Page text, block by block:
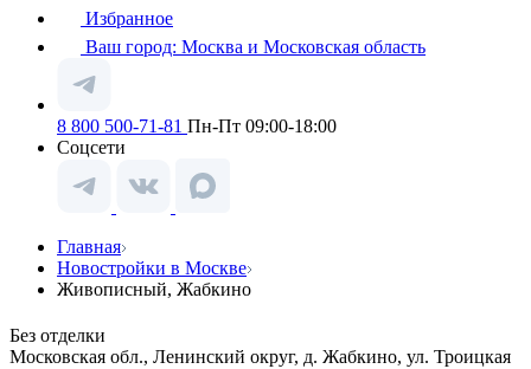
Избранное
Ваш город: Москва и Московская область
8 800 500-71-81 Пн-Пт 09:00-18:00
Соцсети
Главная
Новостройки в Москве
Живописный, Жабкино
Без отделки
Московская обл., Ленинский округ, д. Жабкино, ул. Троицкая